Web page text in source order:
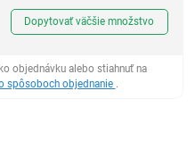
Dopytovať väčšie množstvo
objednávku alebo stiahnuť na
spôsoboch objednanie .